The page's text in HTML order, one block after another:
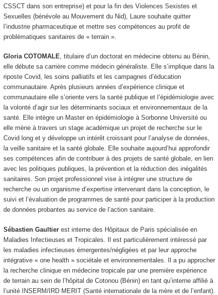
CSSCT dans son entreprise) et pour la fin des Violences Sexistes et
Sexuelles (bénévole au Mouvement du Nid), Laure souhaite quitter
l’industrie pharmaceutique et mettre ses compétences au profit de
problématiques sanitaires de « terrain ».
Gloria COTOMALE, titulaire d’un doctorat en médecine obtenu au Bénin,
elle débute sa carrière comme médecin généraliste. Elle s’implique dans la
riposte Covid, les soins palliatifs et les campagnes d’éducation
communautaire. Après plusieurs années d’expérience clinique et
communautaire elle s’oriente vers la santé publique et l’épidémiologie avec
la volonté d’agir sur les déterminants sociaux et environnementaux de la
santé. Elle intègre un Master en épidémiologie à Sorbonne Université ou
elle mène à travers un stage académique un projet de recherche sur le
Covid long et y développe un intérêt croissant pour l’analyse de données,
la veille sanitaire et la santé globale. Elle souhaite aujourd’hui approfondir
ses compétences afin de contribuer à des projets de santé globale, en lien
avec les politiques publiques, la prévention et la réduction des inégalités
sanitaires. Son projet professionnel vise à intégrer une structure de
recherche ou un organisme d’expertise intervenant dans la conception, le
suivi et l’évaluation de programmes de santé pour participer à la production
de données probantes au service de l’action sanitaire.
Sébastien Gaultierest interne des Hôpitaux de Paris spécialisée en
Maladies Infectieuses et Tropicales. Il est particulièrement intéressé par
les maladies infectieuses émergentes/négligées et par leur approche
intégrative « one health » sociétale et environnementales. Il a pu approcher
la recherche clinique en médecine tropicale par une première expérience
de terrain au sein de l’hôpital de Cotonou (Bénin) en tant qu’interne affilié à
l’unité INSERM/IRD MERIT (Santé internationale de la mère et de l’enfant).